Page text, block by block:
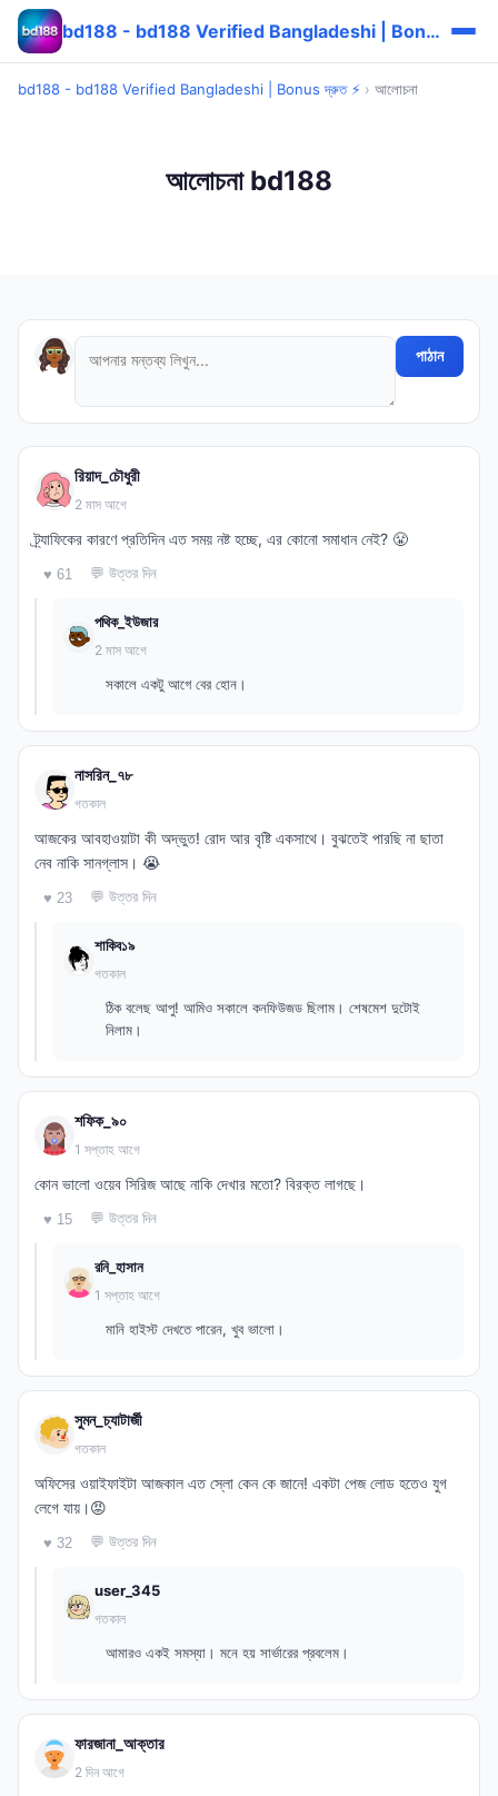
bd188 - bd188 Verified Bangladeshi | Bonus দ্রুত ⚡
bd188 - bd188 Verified Bangladeshi | Bonus দ্রুত ⚡ › আলোচনা
আলোচনা bd188
পাঠান
রিয়াদ_চৌধুরী
2 মাস আগে
ট্র্যাফিকের কারণে প্রতিদিন এত সময় নষ্ট হচ্ছে, এর কোনো সমাধান নেই? 😤
♥ 61 💬 উত্তর দিন
পথিক_ইউজার
2 মাস আগে
সকালে একটু আগে বের হোন।
নাসরিন_৭৮
গতকাল
আজকের আবহাওয়াটা কী অদ্ভুত! রোদ আর বৃষ্টি একসাথে। বুঝতেই পারছি না ছাতা
নেব নাকি সানগ্লাস। 😭
♥ 23 💬 উত্তর দিন
শাকিব১৯
গতকাল
ঠিক বলেছ আপু! আমিও সকালে কনফিউজড ছিলাম। শেষমেশ দুটোই
নিলাম।
শফিক_৯০
1 সপ্তাহ আগে
কোন ভালো ওয়েব সিরিজ আছে নাকি দেখার মতো? বিরক্ত লাগছে।
♥ 15 💬 উত্তর দিন
রনি_হাসান
1 সপ্তাহ আগে
মানি হাইস্ট দেখতে পারেন, খুব ভালো।
সুমন_চ্যাটার্জী
গতকাল
অফিসের ওয়াইফাইটা আজকাল এত স্লো কেন কে জানে! একটা পেজ লোড হতেও যুগ
লেগে যায়।😡
♥ 32 💬 উত্তর দিন
user_345
গতকাল
আমারও একই সমস্যা। মনে হয় সার্ভারের প্রবলেম।
ফারজানা_আক্তার
2 দিন আগে